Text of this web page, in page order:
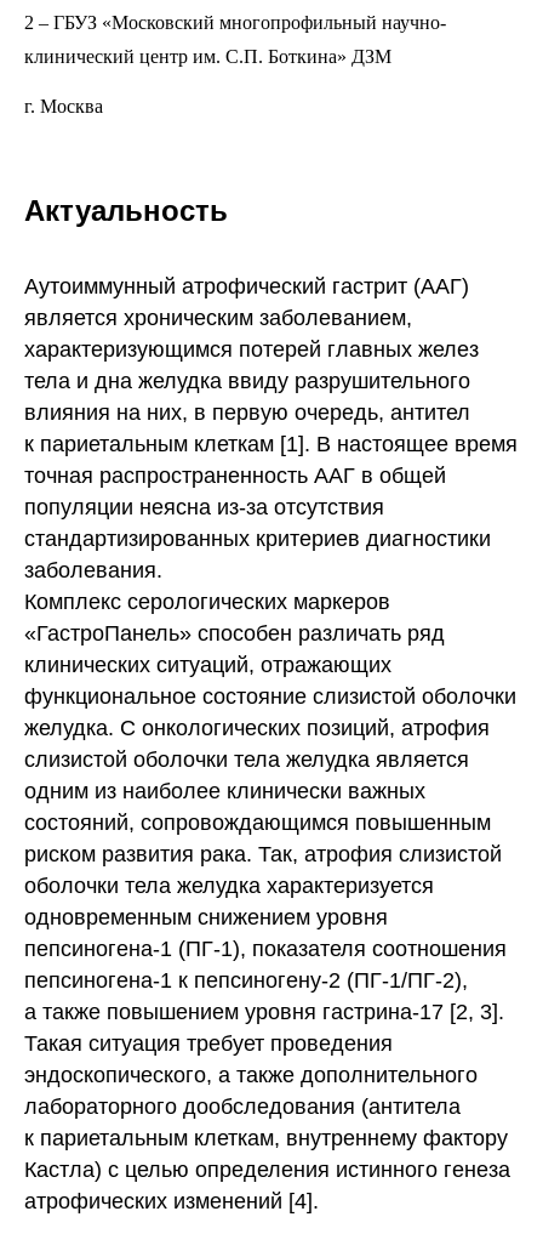
2 – ГБУЗ «Московский многопрофильный научно-
клинический центр им. С.П. Боткина» ДЗМ
г. Москва
Актуальность
Аутоиммунный атрофический гастрит (ААГ)
является хроническим заболеванием,
характеризующимся потерей главных желез
тела и дна желудка ввиду разрушительного
влияния на них, в первую очередь, антител
к париетальным клеткам [1]. В настоящее время
точная распространенность ААГ в общей
популяции неясна из-за отсутствия
стандартизированных критериев диагностики
заболевания.
Комплекс серологических маркеров
«ГастроПанель» способен различать ряд
клинических ситуаций, отражающих
функциональное состояние слизистой оболочки
желудка. С онкологических позиций, атрофия
слизистой оболочки тела желудка является
одним из наиболее клинически важных
состояний, сопровождающимся повышенным
риском развития рака. Так, атрофия слизистой
оболочки тела желудка характеризуется
одновременным снижением уровня
пепсиногена-1 (ПГ-1), показателя соотношения
пепсиногена-1 к пепсиногену-2 (ПГ-1/ПГ-2),
а также повышением уровня гастрина-17 [2, 3].
Такая ситуация требует проведения
эндоскопического, а также дополнительного
лабораторного дообследования (антитела
к париетальным клеткам, внутреннему фактору
Кастла) с целью определения истинного генеза
атрофических изменений [4].